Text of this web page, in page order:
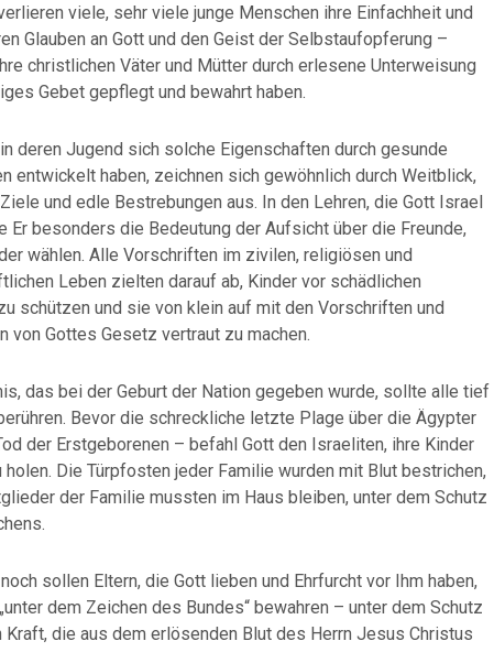
viele, sehr viele junge Menschen ihre Einfachheit und
Glauben an Gott und den Geist der Selbstaufopferung –
christlichen Väter und Mütter durch erlesene Unterweisung
Gebet gepflegt und bewahrt haben.
deren Jugend sich solche Eigenschaften durch gesunde
entwickelt haben, zeichnen sich gewöhnlich durch Weitblick,
und edle Bestrebungen aus. In den Lehren, die Gott Israel
Er besonders die Bedeutung der Aufsicht über die Freunde,
wählen. Alle Vorschriften im zivilen, religiösen und
Leben zielten darauf ab, Kinder vor schädlichen
schützen und sie von klein auf mit den Vorschriften und
von Gottes Gesetz vertraut zu machen.
das bei der Geburt der Nation gegeben wurde, sollte alle tief
Bevor die schreckliche letzte Plage über die Ägypter
der Erstgeborenen – befahl Gott den Israeliten, ihre Kinder
holen. Die Türpfosten jeder Familie wurden mit Blut bestrichen,
der Familie mussten im Haus bleiben, unter dem Schutz
sollen Eltern, die Gott lieben und Ehrfurcht vor Ihm haben,
dem Zeichen des Bundes“ bewahren – unter dem Schutz
Kraft, die aus dem erlösenden Blut des Herrn Jesus Christus